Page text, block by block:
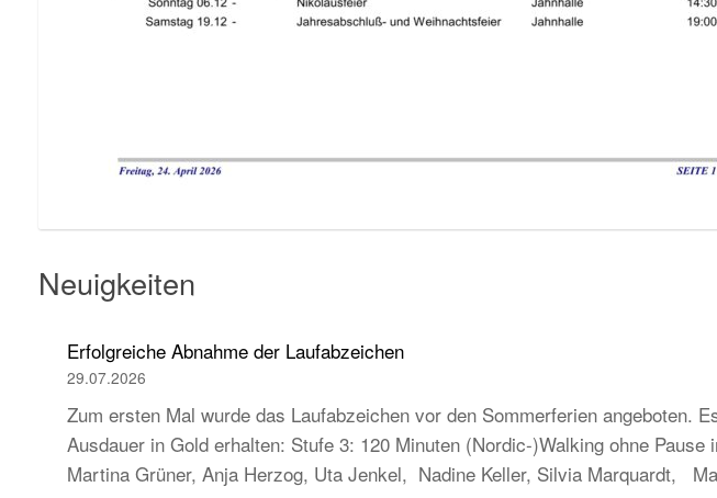
Neuigkeiten
Erfolgreiche Abnahme der Laufabzeichen
29.07.2026
Zum ersten Mal wurde das Laufabzeichen vor den Sommerferien angeboten.
Ausdauer in Gold erhalten: Stufe 3: 120 Minuten (Nordic-)Walking ohne
Martina Grüner, Anja Herzog, Uta Jenkel, Nadine Keller, Silvia Marquardt,